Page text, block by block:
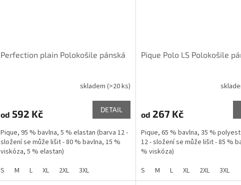
Perfection plain Polokošile pánská
skladem (>20 ks)
od 592 Kč DETAIL
Pique, 95 % bavlna, 5 % elastan (barva 12 -
složení se může lišit - 80 % bavlna, 15 %
viskóza, 5 % elastan)
S
M L XL 2XL 3XL
Pique Polo LS Polokošile
od 267 Kč
Pique, 65 % bavlna, 35 %
12 - složení se může lišit - 85 %
% viskóza)
S
M L XL 2XL 3XL